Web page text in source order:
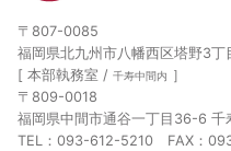
〒807-0085
福岡県北九州市八幡西区塔野3丁
[ 本部執務室 / 千寿中間内 ］
〒809-0018
福岡県中間市通谷一丁目36-6 千
TEL：093-612-5210 FAX：